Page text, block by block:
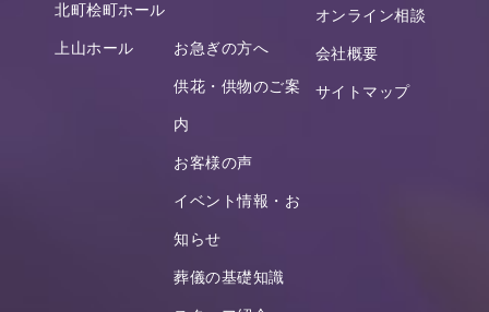
北町桧町ホール
上山ホール お急ぎの方へ
供花・供物のご案
内
お客様の声
イベント情報・お
知らせ
葬儀の基礎知識
オンライン相談
会社概要
サイトマップ